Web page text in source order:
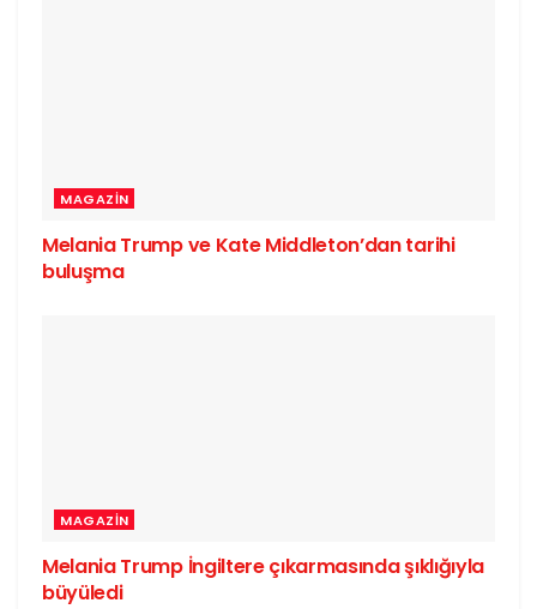
MAGAZIN
Melania Trump ve Kate Middleton’dan tarihi
buluşma
MAGAZIN
Melania Trump İngiltere çıkarmasında şıklığıyla
büyüledi